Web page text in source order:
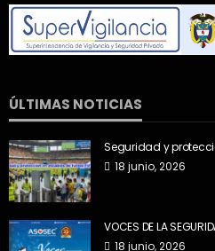
ÚLTIMAS NOTICIAS
Seguridad y
18 junio, 2026
VOCES DE LA
18 junio, 2026